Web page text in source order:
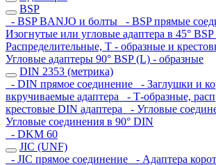
BSP
- BSP BANJO и болты
- BSP прямые
Изогнутые или угловые адаптера в 45° BSP
Распределительные, Т - образные и
Угловые адаптеры 90° BSP (L) - образные
DIN 2353 (метрика)
- DIN прямое соединение
- Заглушки и
вкручиваемые адаптера
- Т-образные,
крестовые DIN адаптера
- Угловые
Угловые соединения в 90° DIN
- DKM 60
JIC (UNF)
- JIC прямое соединение
- Адаптера